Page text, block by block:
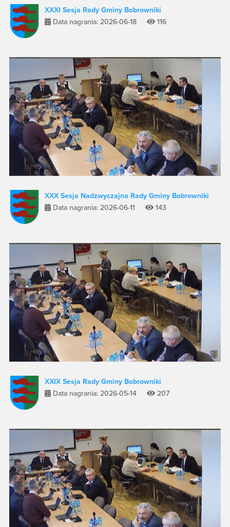
XXXI Sesja Rady Gminy Bobrowniki
Data nagrania: 2026-06-18
116
XXX Sesja Nadzwyczajna Rady Gminy Bobrowniki
Data nagrania: 2026-06-11
143
XXIX Sesja Rady Gminy Bobrowniki
Data nagrania: 2026-05-14
207